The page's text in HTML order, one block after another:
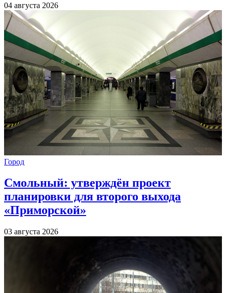
04 августа 2026
Город
Смольный: утверждён проект
планировки для второго выхода
«Приморской»
03 августа 2026